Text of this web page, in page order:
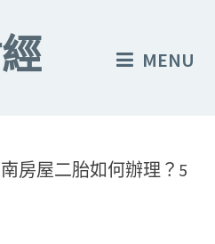
MENU
房屋二胎如何辦理？5